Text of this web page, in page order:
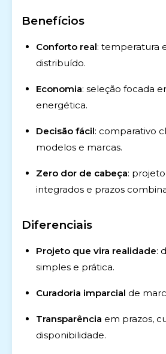
Benefícios
Conforto real: temperatura
distribuído.
Economia: seleção focada
energética.
Decisão fácil: comparativo
modelos e marcas.
Zero dor de cabeça:
integrados e prazos
Diferenciais
Projeto que vira realidade:
simples e prática.
Curadoria imparcial de
Transparência em prazos,
disponibilidade.